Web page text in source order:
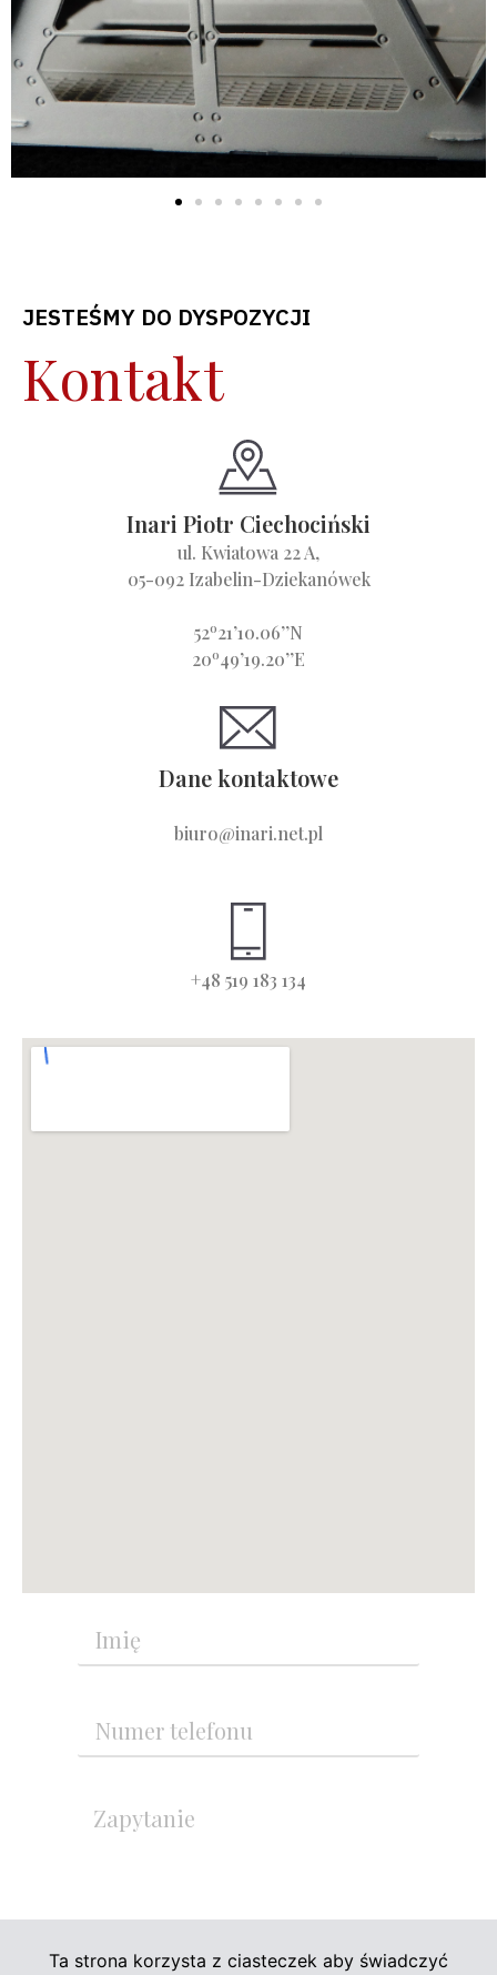
JESTEŚMY DO DYSPOZYCJI
Kontakt
Inari Piotr Ciechociński
ul. Kwiatowa 22 A,
05-092 Izabelin-Dziekanówek
52o21’10.06’’N
20o49’19.20’’E
Dane kontaktowe
biuro@inari.net.pl
+48 519 183 134
Ta strona korzysta z ciasteczek aby świadczyć